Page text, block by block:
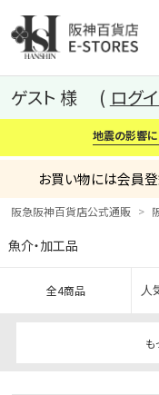
カテゴリー
ゲスト 様 ログ
地震の影響
お買い物には会員登
阪急阪神百貨店公式通販
魚介・加工品
全4商品
も